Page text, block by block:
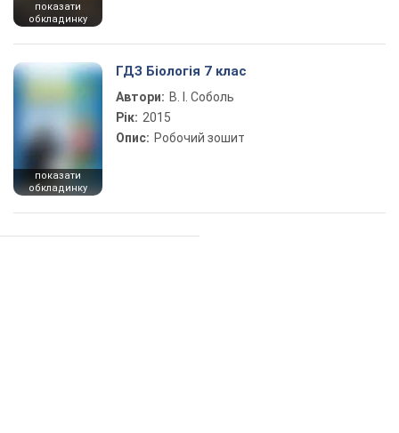
показати
обкладинку
показати
обкладинку
ГДЗ Біологія 7 клас
Автори: В. І. Соболь
Рік: 2015
Опис: Робочий зошит